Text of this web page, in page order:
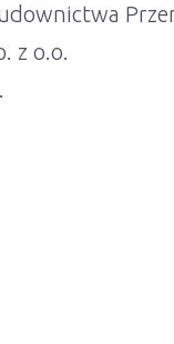
z o.o.